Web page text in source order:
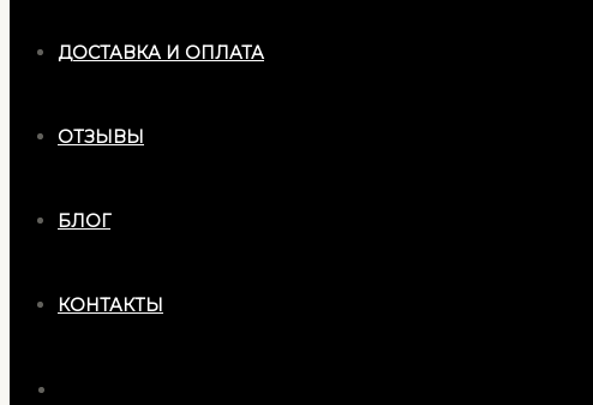
ДОСТАВКА И ОПЛАТА
ОТЗЫВЫ
БЛОГ
КОНТАКТЫ